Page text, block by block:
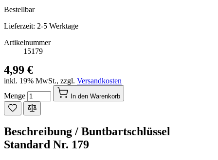
Bestellbar
Lieferzeit: 2-5 Werktage
Artikelnummer
15179
4,99 €
inkl. 19% MwSt., zzgl. Versandkosten
Menge
In den Warenkorb
Beschreibung / Buntbartschlüssel
Standard Nr. 179